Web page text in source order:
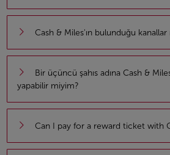
Cash & Miles'ın bulunduğu
Bir üçüncü şahıs adına Cash &
yapabilir miyim?
Can I pay for a reward ticket with